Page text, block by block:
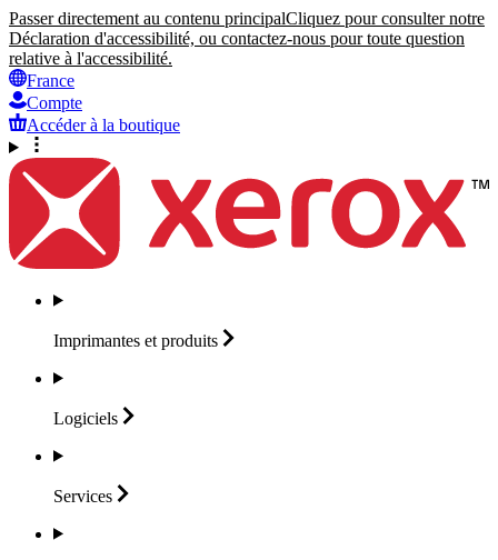
Passer directement au contenu principalCliquez pour consulter notre
Déclaration d'accessibilité, ou contactez-nous pour toute question
relative à l'accessibilité.
France
Compte
Accéder à la boutique
Imprimantes et produits
Logiciels
Services